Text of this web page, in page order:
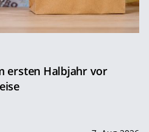
ersten Halbjahr vor